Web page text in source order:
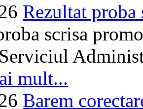
Rezultat proba
scrisa
mult...
Barem